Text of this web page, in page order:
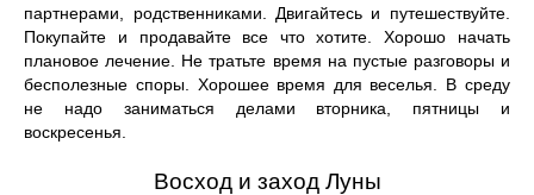
партнерами, родственниками. Двигайтесь и путешествуйте.
Покупайте и продавайте все что хотите. Хорошо начать
плановое лечение. Не тратьте время на пустые разговоры и
бесполезные споры. Хорошее время для веселья. В среду
не надо заниматься делами вторника, пятницы и
воскресенья.
Восход и заход Луны